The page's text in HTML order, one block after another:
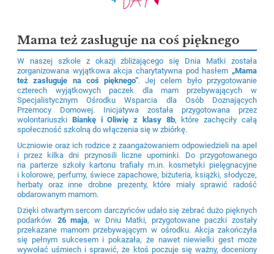
Mama też zasługuje na coś pięknego
W naszej szkole z okazji zbliżającego się Dnia Matki została
zorganizowana wyjątkowa akcja charytatywna pod hasłem „Mama
też zasługuje na coś pięknego”. Jej celem było przygotowanie
czterech wyjątkowych paczek dla mam przebywających w
Specjalistycznym Ośrodku Wsparcia dla Osób Doznających
Przemocy Domowej. Inicjatywa została przygotowana przez
wolontariuszkiBiankę i Oliwię z klasy 8b, które zachęciły całą
społeczność szkolną do włączenia się w zbiórkę.
Uczniowie oraz ich rodzice z zaangażowaniem odpowiedzieli na apel
i przez kilka dni przynosili liczne upominki. Do przygotowanego
na parterze szkoły kartonu trafiały m.in. kosmetyki pielęgnacyjne
i kolorowe, perfumy, świece zapachowe, biżuteria, książki, słodycze,
herbaty oraz inne drobne prezenty, które miały sprawić radość
obdarowanym mamom.
Dzięki otwartym sercom darczyńców udało się zebrać dużo pięknych
podarków. 26 maja, w Dniu Matki, przygotowane paczki zostały
przekazane mamom przebywającym w ośrodku. Akcja zakończyła
się pełnym sukcesem i pokazała, że nawet niewielki gest może
wywołać uśmiech i sprawić, że ktoś poczuje się ważny, doceniony